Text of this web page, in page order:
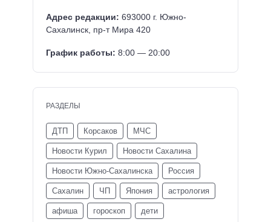
Адрес редакции: 693000 г. Южно-
Сахалинск, пр-т Мира 420
График работы: 8:00 — 20:00
РАЗДЕЛЫ
ДТП Корсаков МЧС
Новости Курил Новости Сахалина
Новости Южно-Сахалинска Россия
Сахалин ЧП Япония астрология
афиша гороскоп дети